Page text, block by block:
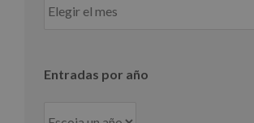
por
Entradas por año